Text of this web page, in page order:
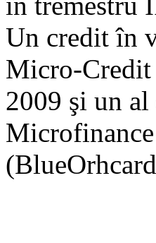
Un credit în
Micro-Credit
2009 şi un